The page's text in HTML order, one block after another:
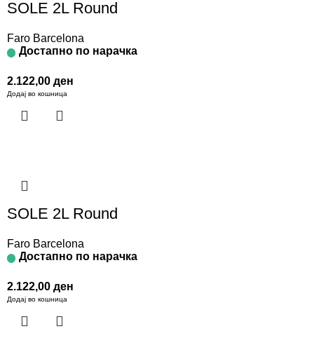
SOLE 2L Round
Faro Barcelona
Достапно по нарачка
2.122,00 ден
Додај во кошница
SOLE 2L Round
Faro Barcelona
Достапно по нарачка
2.122,00 ден
Додај во кошница